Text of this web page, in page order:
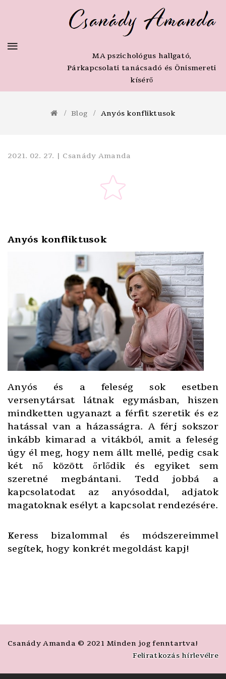
MA pszichológus hallgató,
Párkapcsolati tanácsadó és Önismereti
kísérő
Blog Anyós konfliktusok
2021. 02. 27. | Csanády Amanda
Anyós konfliktusok
Anyós és a feleség sok esetben
versenytársat látnak egymásban, hiszen
mindketten ugyanazt a férfit szeretik és ez
hatással van a házasságra. A férj sokszor
inkább kimarad a vitákból, amit a feleség
úgy él meg, hogy nem állt mellé, pedig csak
két nő között őrlődik és egyiket sem
szeretné megbántani. Tedd jobbá a
kapcsolatodat az anyósoddal, adjatok
magatoknak esélyt a kapcsolat rendezésére.
Keress bizalommal és módszereimmel
segítek, hogy konkrét megoldást kapj!
Csanády Amanda © 2021 Minden jog fenntartva!
Feliratkozás hírlevélre